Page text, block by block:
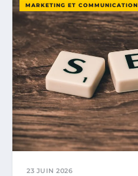
MARKETING ET COMMUNICATION
23 JUIN 2026